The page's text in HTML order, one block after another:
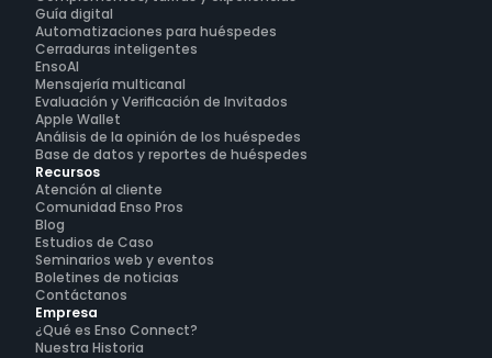
Guía digital
Automatizaciones para huéspedes
Cerraduras inteligentes
EnsoAI
Mensajería multicanal
Evaluación y Verificación de Invitados
Apple Wallet
Análisis de la opinión de los huéspedes
Base de datos y reportes de huéspedes
Recursos
Atención al cliente
Comunidad Enso Pros
Blog
Estudios de Caso
Seminarios web y eventos
Boletines de noticias
Contáctanos
Empresa
¿Qué es Enso Connect?
Nuestra Historia